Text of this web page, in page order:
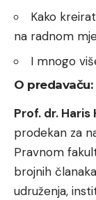
Kako
na radnom
I mnogo
O predavaču:
Prof. dr. Haris
prodekan za
Pravnom
brojnih
udruženja,